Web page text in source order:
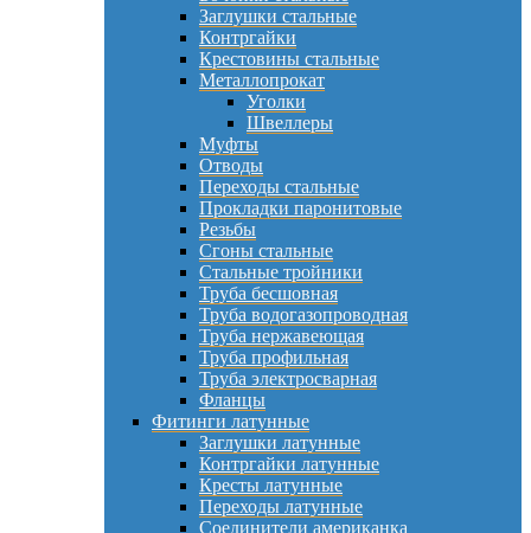
Заглушки стальные
Контргайки
Крестовины стальные
Металлопрокат
Уголки
Швеллеры
Муфты
Отводы
Переходы стальные
Прокладки паронитовые
Резьбы
Сгоны стальные
Стальные тройники
Труба бесшовная
Труба водогазопроводная
Труба нержавеющая
Труба профильная
Труба электросварная
Фланцы
Фитинги латунные
Заглушки латунные
Контргайки латунные
Кресты латунные
Переходы латунные
Соединители американка